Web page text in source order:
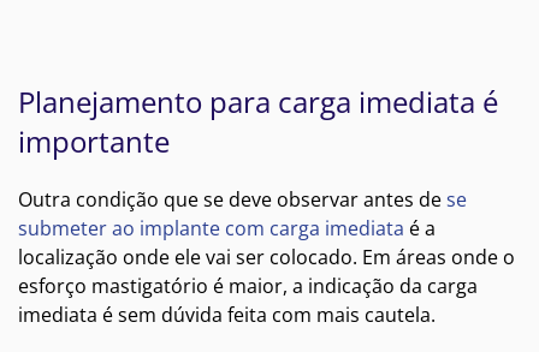
Planejamento para carga imediata é
importante
Outra condição que se deve observar antes dese
submeter ao implante com carga imediata é a
localização onde ele vai ser colocado. Em áreas onde o
esforço mastigatório é maior, a indicação da carga
imediata é sem dúvida feita com mais cautela.